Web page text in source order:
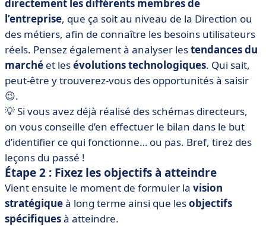
directement les différents membres de
l’entreprise, que ça soit au niveau de la Direction ou
des métiers, afin de connaître les besoins utilisateurs
réels. Pensez également à analyser lestendances du
marché et lesévolutions technologiques. Qui sait,
peut-être y trouverez-vous des opportunités à saisir
😉.
💡 Si vous avez déjà réalisé des schémas directeurs,
on vous conseille d’en effectuer le bilan dans le but
d’identifier ce qui fonctionne… ou pas. Bref, tirez des
leçons du passé !
Étape 2 : Fixez les objectifs à atteindre
Vient ensuite le moment de formuler la vision
stratégiqueà long terme ainsi que lesobjectifs
spécifiquesà atteindre.